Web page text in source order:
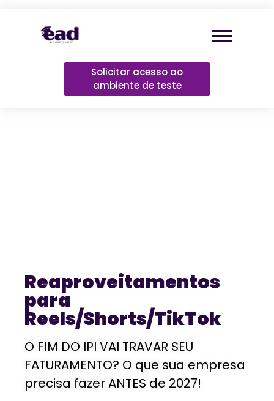
Solicitar acesso ao
ambiente de teste
Reaproveitamentos
para
Reels/Shorts/TikTok
O FIM DO IPI VAI TRAVAR SEU
FATURAMENTO? O que sua empresa
precisa fazer ANTES de 2027!